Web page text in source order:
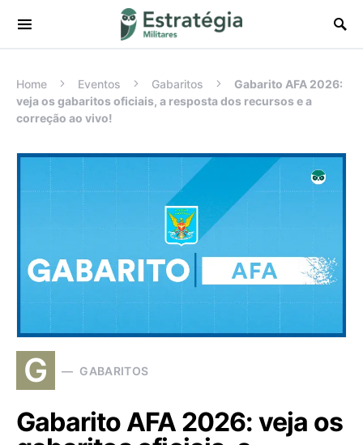
Procurar:
Home Eventos Gabaritos
Gabarito AFA 2026:
veja os gabaritos oficiais, a resposta dos recursos e a
correção ao vivo!
G GABARITOS
Gabarito AFA 2026: veja os